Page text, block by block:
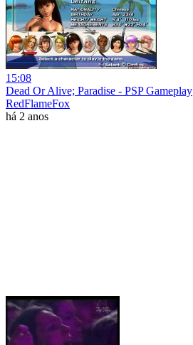
15:08
Dead Or Alive; Paradise - PSP Gameplay
RedFlameFox
há 2 anos